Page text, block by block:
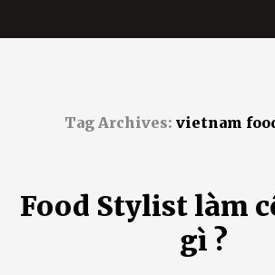
Tag Archives: vietnam
Food Stylist làm
gì ?